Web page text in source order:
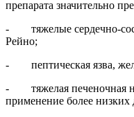
препарата значительно
- тяжелые сердечно-
Рейно;
- пептическая язва,
- тяжелая печеночная
применение более низких